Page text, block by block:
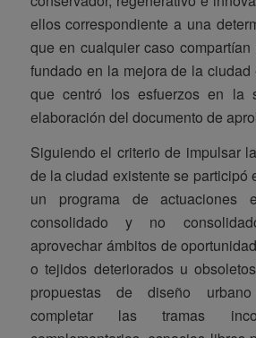
ellos correspondiente a una
que en cualquier caso
fundado en la mejora de la ciudad
que centró los esfuerzos en la
elaboración del documento de
Siguiendo el criterio de impulsar
de la ciudad existente se participó
un programa de actuaciones
consolidado y no
aprovechar ámbitos de
o tejidos deteriorados u
propuestas de diseño
completar las tramas